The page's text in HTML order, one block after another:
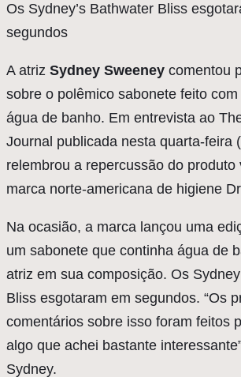
Os Sydney’s Bathwater Bliss
segundos
A atriz Sydney Sweeney comentou
sobre o polêmico sabonete feito
água de banho. Em entrevista ao
Journal publicada nesta quarta-feira
relembrou a repercussão do produto
marca norte-americana de higiene
Na ocasião, a marca lançou uma
um sabonete que continha água de
atriz em sua composição. Os
Bliss esgotaram em segundos. “Os
comentários sobre isso foram feitos
algo que achei bastante
Sydney.